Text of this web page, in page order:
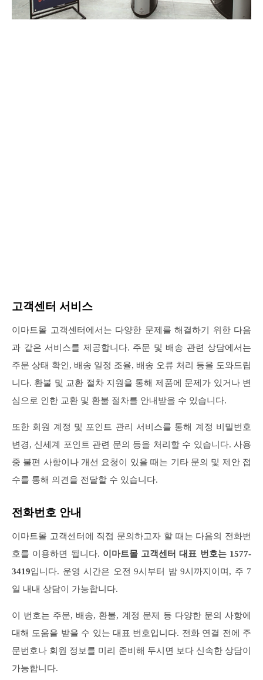
고객센터 서비스
이마트몰 고객센터에서는 다양한 문제를 해결하기 위한 다음
과 같은 서비스를 제공합니다. 주문 및 배송 관련 상담에서는
주문 상태 확인, 배송 일정 조율, 배송 오류 처리 등을 도와드립
니다. 환불 및 교환 절차 지원을 통해 제품에 문제가 있거나 변
심으로 인한 교환 및 환불 절차를 안내받을 수 있습니다.
또한 회원 계정 및 포인트 관리 서비스를 통해 계정 비밀번호
변경, 신세계 포인트 관련 문의 등을 처리할 수 있습니다. 사용
중 불편 사항이나 개선 요청이 있을 때는 기타 문의 및 제안 접
수를 통해 의견을 전달할 수 있습니다.
전화번호 안내
이마트몰 고객센터에 직접 문의하고자 할 때는 다음의 전화번
호를 이용하면 됩니다. 이마트몰 고객센터 대표 번호는 1577-
3419입니다. 운영 시간은 오전 9시부터 밤 9시까지이며, 주 7
일 내내 상담이 가능합니다.
이 번호는 주문, 배송, 환불, 계정 문제 등 다양한 문의 사항에
대해 도움을 받을 수 있는 대표 번호입니다. 전화 연결 전에 주
문번호나 회원 정보를 미리 준비해 두시면 보다 신속한 상담이
가능합니다.